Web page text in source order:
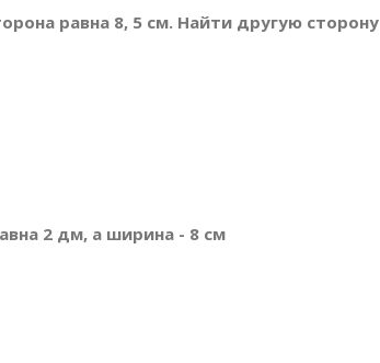
равна 8, 5 см. Найти другую сторону
2 дм, а ширина - 8 см